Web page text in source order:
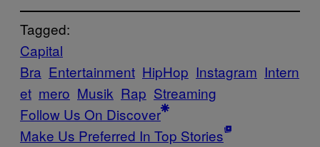
Tagged:
Capital
Bra Entertainment HipHop Instagram Intern
et mero Musik Rap Streaming
Follow Us On Discover
Make Us Preferred In Top Stories